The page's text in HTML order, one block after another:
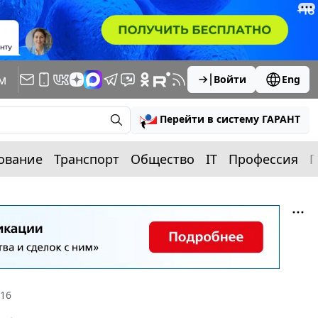
Войти Eng
Перейти в систему ГАРАНТ
Транспорт Общество IT Профессия